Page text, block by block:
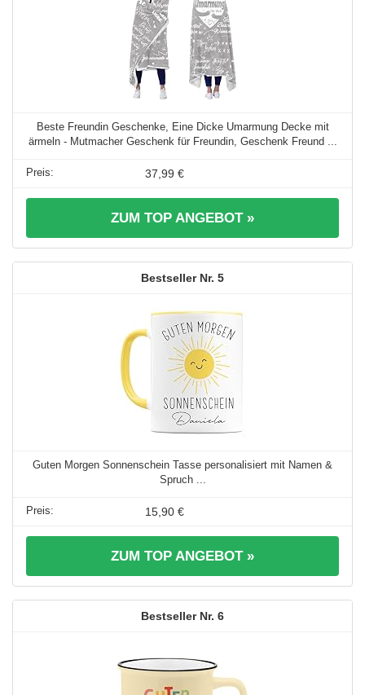
Beste Freundin Geschenke, Eine Dicke Umarmung Decke mit
ärmeln - Mutmacher Geschenk für Freundin, Geschenk Freund ...
37,99 €
ZUM TOP ANGEBOT »
5
Guten Morgen Sonnenschein Tasse personalisiert mit Namen &
Spruch ...
15,90 €
ZUM TOP ANGEBOT »
6